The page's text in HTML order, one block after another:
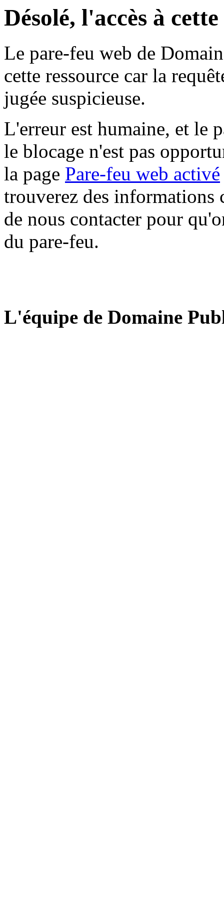
Désolé, l'accès à
Le pare-feu web de
cette ressource car la
jugée suspicieuse.
L'erreur est humaine, et le
le blocage n'est pas
la page Pare-feu web activé
trouverez des informations
de nous contacter pour
du pare-feu.
L'équipe de Domaine